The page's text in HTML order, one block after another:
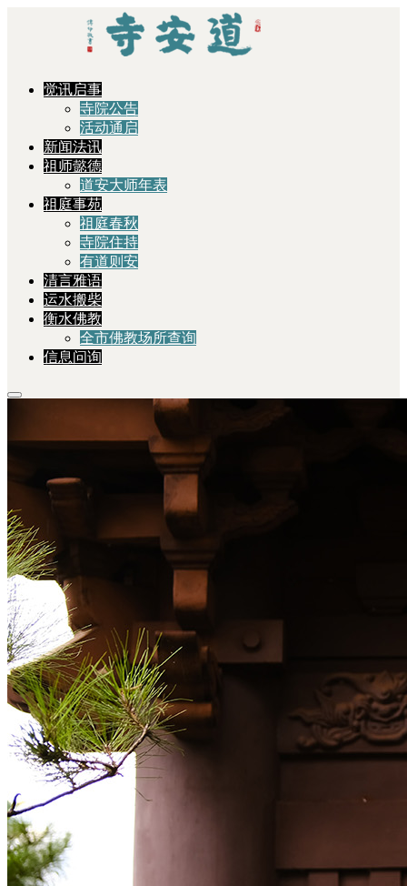
觉讯启事
寺院公告
活动通启
新闻法讯
祖师懿德
道安大师年表
祖庭事苑
祖庭春秋
寺院住持
有道则安
清言雅语
运水搬柴
衡水佛教
全市佛教场所查询
信息问询